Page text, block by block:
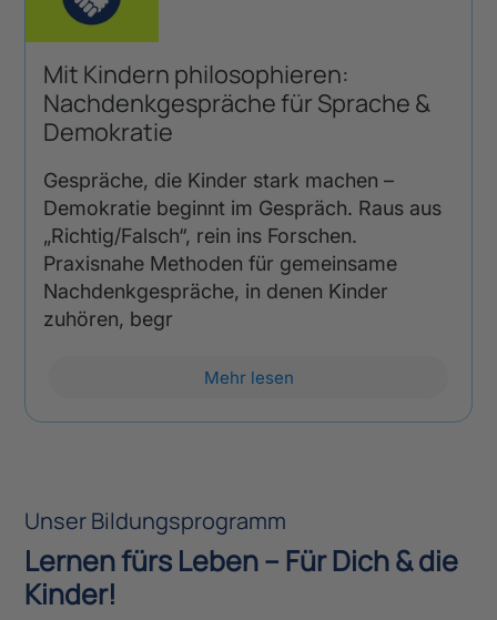
Mit Kindern philosophieren:
Nachdenkgespräche für Sprache &
Demokratie
Gespräche, die Kinder stark machen –
Demokratie beginnt im Gespräch. Raus aus
„Richtig/Falsch“, rein ins Forschen.
Praxisnahe Methoden für gemeinsame
Nachdenkgespräche, in denen Kinder
zuhören, begr
Mehr lesen
Unser Bildungsprogramm
Lernen fürs Leben – Für Dich & die
Kinder!